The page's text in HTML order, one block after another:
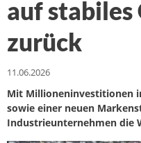
auf stabiles
zurück
11.06.2026
Mit Millioneninvestitionen
sowie einer neuen
Industrieunternehmen die